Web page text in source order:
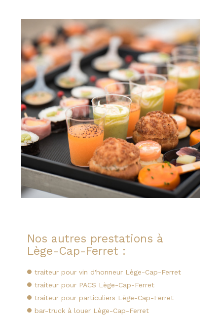
Nos autres prestations à
Lège-Cap-Ferret :
traiteur pour vin d'honneur Lège-Cap-Ferret
traiteur pour PACS Lège-Cap-Ferret
traiteur pour particuliers Lège-Cap-Ferret
bar-truck à louer Lège-Cap-Ferret